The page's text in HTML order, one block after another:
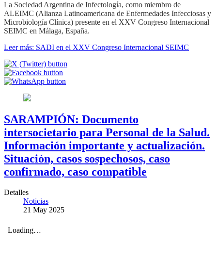
La Sociedad Argentina de Infectología, como miembro de
ALEIMC (Alianza Latinoamericana de Enfermedades Infecciosas y
Microbiología Clínica) presente en el XXV Congreso Internacional
SEIMC en Málaga, España.
Leer más: SADI en el XXV Congreso Internacional SEIMC
SARAMPIÓN: Documento
intersocietario para Personal de la Salud.
Información importante y actualización.
Situación, casos sospechosos, caso
confirmado, caso compatible
Detalles
Noticias
21 May 2025